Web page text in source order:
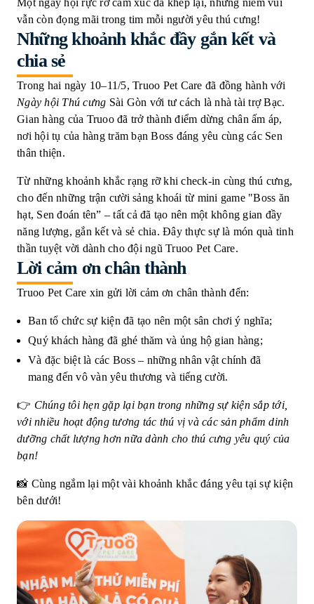
Một ngày hội rực rỡ cảm xúc đã khép lại, nhưng niềm vui
vẫn còn đọng mãi trong tim mỗi người yêu thú cưng!
Những khoảnh khắc đầy gắn kết và
chia sẻ
Trong hai ngày 10–11/5, Truoo Pet Care đã đồng hành với
Ngày hội Thú cưng Sài Gòn với tư cách là nhà tài trợ Bạc.
Gian hàng của Truoo đã trở thành điểm dừng chân ấm áp,
nơi hội tụ của hàng trăm bạn Boss đáng yêu cùng các Sen
thân thiện.
Từ những khoảnh khắc rạng rỡ khi check-in cùng thú cưng,
cho đến những trận cười sảng khoái từ mini game "Boss ăn
hạt, Sen đoán tên” – tất cả đã tạo nên một không gian đầy
năng lượng, gắn kết và sẻ chia. Đây thực sự là món quà tinh
thần tuyệt vời dành cho đội ngũ Truoo Pet Care.
Lời cảm ơn chân thành
Truoo Pet Care xin gửi lời cảm ơn chân thành đến:
Ban tổ chức sự kiện đã tạo nên một sân chơi ý nghĩa;
Quý khách hàng đã ghé thăm và ủng hộ gian hàng;
Và đặc biệt là các Boss – những nhân vật chính đã
mang đến vô vàn yêu thương và tiếng cười.
👉 Chúng tôi hẹn gặp lại bạn trong những sự kiện sắp tới,
với nhiều hoạt động tương tác thú vị và các sản phẩm dinh
dưỡng chất lượng hơn nữa dành cho thú cưng yêu quý của
bạn!
📸 Cùng ngắm lại một vài khoảnh khắc đáng yêu tại sự kiện
bên dưới!